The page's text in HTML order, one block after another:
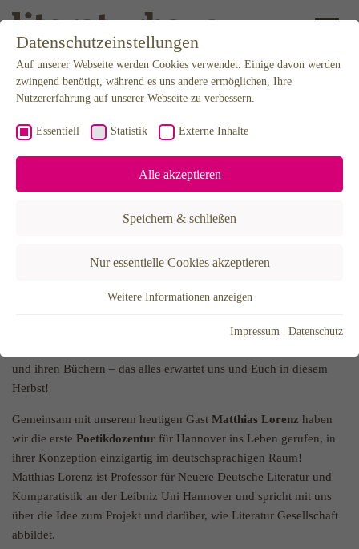
Weiter zum Inhalt
15.09.2022 Podcast
INNENSTADTMONOLOG 6
Podcast mit Prof
den Norden, eine Ausstellung für unabhängige Verlage, und
und ihren Büchern – das alles erwartet uns und Euch in diesem
Herbst!
Gemeinsam mit unserem heutigen Gast Matthias Lorenz haben
wir die erste Poetikdozentur für Hannover ins Leben gerufen, in
ihrer Konzeption einzigartig im deutschsprachigen Raum!
Matthias Lorenz ist Professor für Neuere Deutsche Literatur und
Komparatistik an der Leibniz Uni Hannover und spricht mit uns
über die Idee zum Projekt und darüber, wie Literatur Gesellschaft
abbildet.
Datenschutzeinstellungen
Auf unserer Webseite werden Cookies verwendet. Einige davon werden
zwingend benötigt, während es uns andere ermöglichen, Ihre
Nutzererfahrung auf unserer Webseite zu verbessern.
Essentiell Statistik Externe Inhalte
Alle akzeptieren
Speichern & schließen
Nur essentielle Cookies akzeptieren
Essentielle Cookies werden für grundlegende Funktionen der
Name
Literaturhaus Hannover
Laufzeit 1 Jahr
Zweck Cookie zum speichern der Cookie Präferenzen
Statistik
Ihr Besuch auf dieser Website wird aktuell mithilfe des Webanalyse-
Cookies Matomo (ehemals Piwik) erfasst. Die durch das Cookie
erzeugten Informationen* werden ausschließlich für statistische
Zwecke und zur Verbesserung des Internetauftritts und Servers
genutzt. Dabei werden keine personenbezogenen Daten gespeichert
oder an Dritte weitergegeben. Als Nutzerinnen und Nutzer haben
Weitere Informationen anzeigen
Impressum Datenschutz